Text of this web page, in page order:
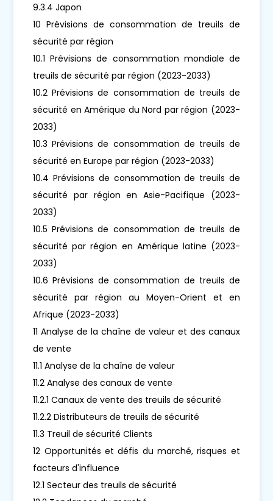
9.3.4 Japon
10 Prévisions de consommation de treuils de
sécurité par région
10.1 Prévisions de consommation mondiale de
treuils de sécurité par région (2023-2033)
10.2 Prévisions de consommation de treuils de
sécurité en Amérique du Nord par région (2023-
2033)
10.3 Prévisions de consommation de treuils de
sécurité en Europe par région (2023-2033)
10.4 Prévisions de consommation de treuils de
sécurité par région en Asie-Pacifique (2023-
2033)
10.5 Prévisions de consommation de treuils de
sécurité par région en Amérique latine (2023-
2033)
10.6 Prévisions de consommation de treuils de
sécurité par région au Moyen-Orient et en
Afrique (2023-2033)
11 Analyse de la chaîne de valeur et des canaux
de vente
11.1 Analyse de la chaîne de valeur
11.2 Analyse des canaux de vente
11.2.1 Canaux de vente des treuils de sécurité
11.2.2 Distributeurs de treuils de sécurité
11.3 Treuil de sécurité Clients
12 Opportunités et défis du marché, risques et
facteurs d'influence
12.1 Secteur des treuils de sécurité